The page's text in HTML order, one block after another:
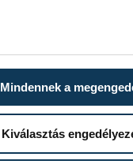
Mindennek a
Kiválasztás